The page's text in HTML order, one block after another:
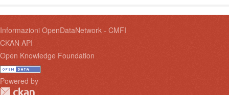
Informazioni OpenDataNetwork - CMFI
CKAN API
Open Knowledge Foundation
Powered by